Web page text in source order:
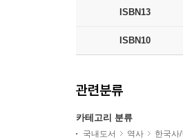
ISBN13
ISBN10
관련분류
카테고리 분류
국내도서 역사 한국사